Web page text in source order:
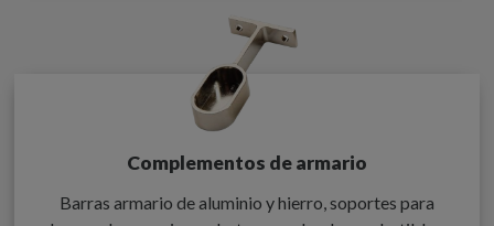
Complementos de armario
Barras armario de aluminio y hierro, soportes para